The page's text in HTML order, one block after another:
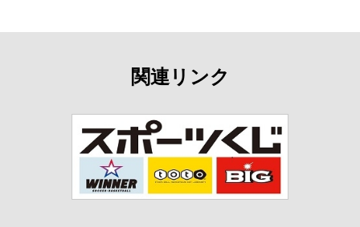
関連リンク